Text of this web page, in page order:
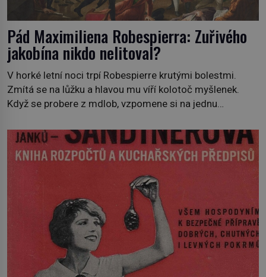
Pád Maximiliena Robespierra: Zuřivého
jakobína nikdo nelitoval?
V horké letní noci trpí Robespierre krutými bolestmi.
Zmítá se na lůžku a hlavou mu víří kolotoč myšlenek.
Když se probere z mdlob, vzpomene si na jednu
Prorokovala mu tragický osud. Tehdy se jí vysmál.
„Robespierre to dotáhne hodně daleko,“ prohlásil o něm
jiný významný francouzský revolucionář, Honoré de